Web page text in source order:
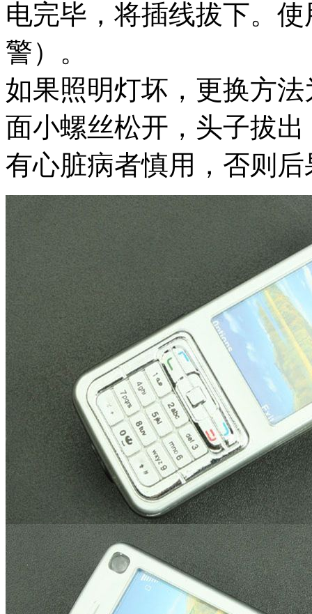
电完毕，将插线拔下。
警）。
如果照明灯坏，更换方
面小螺丝松开，头子拔
有心脏病者慎用，否则